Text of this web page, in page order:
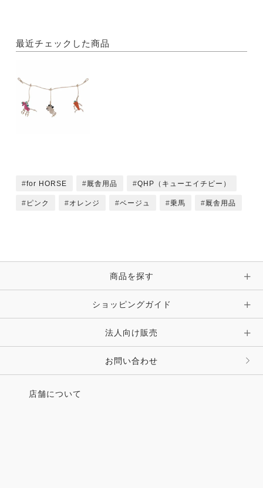
最近チェックした商品
for HORSE 厩舎用品 QHP（キューエイチピー）
ピンク オレンジ ベージュ 乗馬 厩舎用品
商品を探す
ショッピングガイド
法人向け販売
お問い合わせ
店舗について